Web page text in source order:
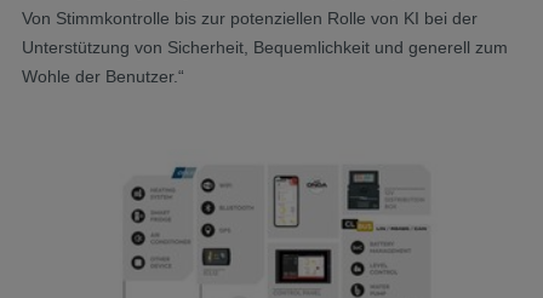
Von Stimmkontrolle bis zur potenziellen Rolle von KI bei der
Unterstützung von Sicherheit, Bequemlichkeit und generell zum
Wohle der Benutzer.“